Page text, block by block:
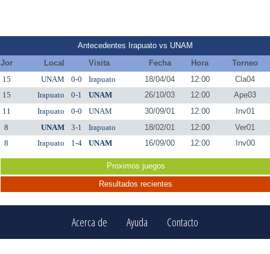
Antecedentes Irapuato vs UNAM
Jor
Local Visita Fecha Hora
Torneo
15
UNAM 0-0 Irapuato 18/04/04 12:00
Cla04
15
Irapuato 0-1 UNAM 26/10/03 12:00
Ape03
11
Irapuato 0-0 UNAM 30/09/01 12:00
Inv01
8
UNAM 3-1 Irapuato 18/02/01 12:00
Ver01
8
Irapuato 1-4 UNAM 16/09/00 12:00 Inv00
Proximos juegos
Resultados recientes
Acerca de Ayuda Contacto